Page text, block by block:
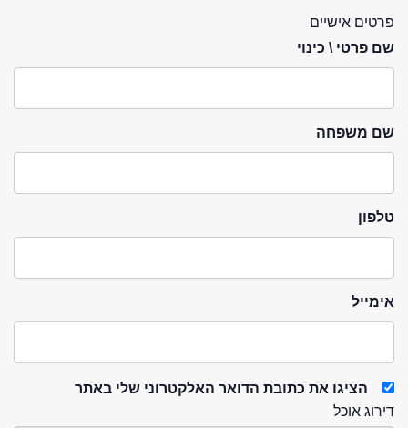
פרטים אישיים
שם פרטי \ כינוי
שם משפחה
טלפון
אימייל
הציגו את כתובת הדואר האלקטרוני שלי באתר
דירוג אוכל